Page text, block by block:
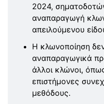
2024,
αναπαραγωγή
απειλούμενου
Η κλωνοποίηση
αναπαραγωγικά
άλλοι κλώνοι,
επιστήμονες
μεθόδους.